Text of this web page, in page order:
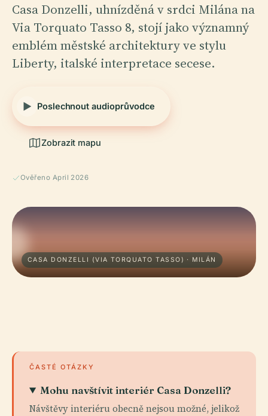
Casa Donzelli, uhnízděná v srdci Milána na
Via Torquato Tasso 8, stojí jako významný
emblém městské architektury ve stylu
Liberty, italské interpretace secese.
Poslechnout audioprůvodce
Zobrazit mapu
Ověřeno April 2026
CASA DONZELLI (VIA TORQUATO TASSO) · MILÁN
ČASTÉ OTÁZKY
Mohu navštívit interiér Casa Donzelli?
Návštěvy interiéru obecně nejsou možné, jelikož